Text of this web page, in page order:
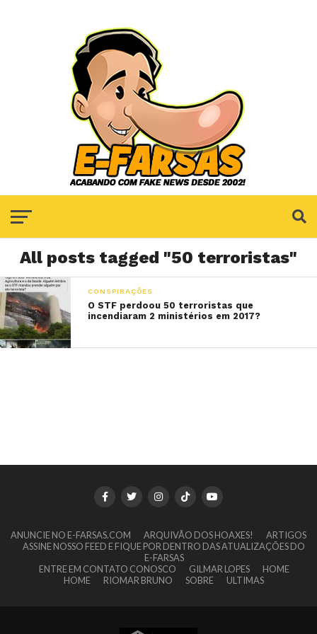
All posts tagged "50 terroristas"
CONSPIRAÇÕES
O STF perdoou 50 terroristas que
incendiaram 2 ministérios em 2017?
ANUNCIE NO E-FARSAS.COM ARQUIVÃO DOS HOAXES!
ARTIGOS
ASSINE NOSSO FEED E FIQUE POR DENTRO DAS ATUALIZAÇÕES DO
E-FARSAS
ENTRE EM CONTATO CONOSCO
GILMAR LOPES
HOME
HOME
RIOMAR BRUNO SOBRE ULTIMAS